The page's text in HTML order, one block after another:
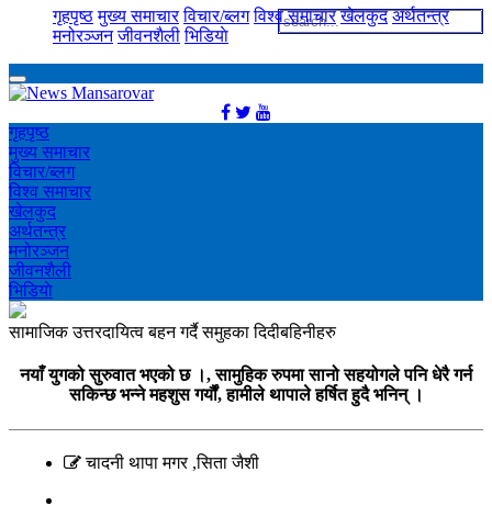
गृहपृष्ठ मुख्य समाचार विचार/ब्लग विश्व समाचार खेलकुद अर्थतन्त्र
मनोरञ्‍जन जीवनशैली भिडियाे
गृहपृष्ठ
मुख्य समाचार
विचार/ब्लग
विश्व समाचार
खेलकुद
अर्थतन्त्र
मनोरञ्‍जन
जीवनशैली
भिडियाे
सामाजिक उत्तरदायित्व बहन गर्दै समुहका दिदीबहिनीहरु
नयाँ युगको सुरुवात भएको छ ।, सामुहिक रुपमा सानो सहयोगले पनि धेरै गर्न
सकिन्छ भन्ने महशुस गर्यौं, हामीले थापाले हर्षित हुदै भनिन् ।
चादनी थापा मगर ,सिता जैशी